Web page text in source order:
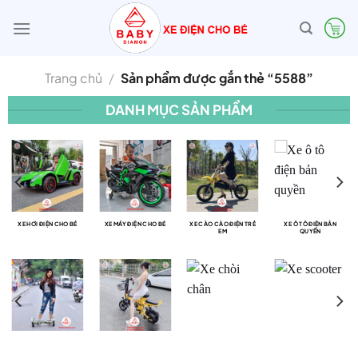
qua
Trang chủ / Sản phẩm được gắn thẻ “5588”
DANH MỤC SẢN PHẨM
XE HƠI ĐIỆN CHO BÉ XE MÁY ĐIỆN CHO BÉ
XE CÀO CÀO ĐIỆN TRẺ
EM
XE Ô TÔ ĐIỆN BẢN
QUYỀN